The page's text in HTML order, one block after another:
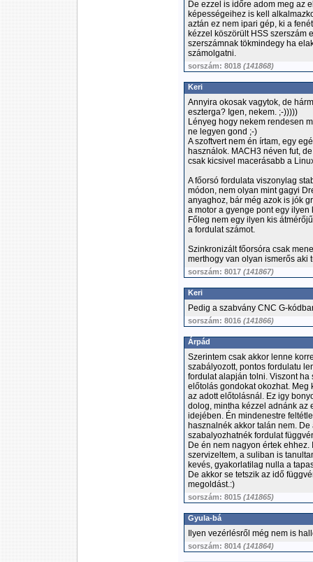
De ezzel is időre adom meg az
képességeihez is kell
aztán ez nem ipari gép, ki a
kézzel köszörült HSS szerszám
szerszámnak tökmindegy ha
számolgatni.
sorszám: 8018 (141868)
Keri
Annyira okosak vagytok, de
eszterga? Igen, nekem. ;-)))))
Lényeg hogy nekem rendesen
ne legyen gond ;-)
A szoftvert nem én írtam, egy
használok. MACH3 néven fut,
csak kicsivel macerásabb a
A főorsó fordulata viszonylag
módon, nem olyan mint gagyi
anyaghoz, bár még azok is jók
a motor a gyenge pont egy ilyen
Főleg nem egy ilyen kis
a fordulat számot.
Szinkronizált főorsóra csak
merthogy van olyan ismerős aki
sorszám: 8017 (141867)
Keri
Pedig a szabvány CNC G-
sorszám: 8016 (141866)
Árpád
Szerintem csak akkor lenne
szabályozott, pontos fordulatu
fordulat alapján tolni. Viszont
előtolás gondokat okozhat.
az adott előtolásnál. Ez igy
dolog, mintha kézzel adnánk az
idejében. Én mindenestre
hasznalnék akkor talán nem.
szabalyozhatnék fordulat
De én nem nagyon értek
szervizeltem, a suliban is
kevés, gyakorlatilag nulla a
De akkor se tetszik az idő
megoldást.:)
sorszám: 8015 (141865)
Gyula-bá
Ilyen vezérlésről még nem is
sorszám: 8014 (141864)